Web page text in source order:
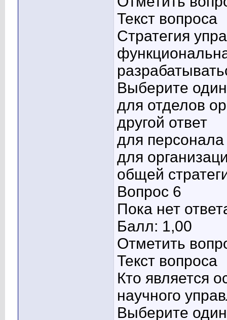
Текст вопроса
Стратегия
Выберите
для отделов
другой ответ
для персонала
для
общей
Вопрос 6
Пока нет
Балл: 1,00
Отметить
Текст вопроса
Кто является
научного
Выберите